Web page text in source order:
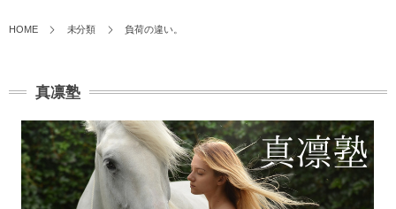
HOME 未分類 負荷の違い。
真凛塾